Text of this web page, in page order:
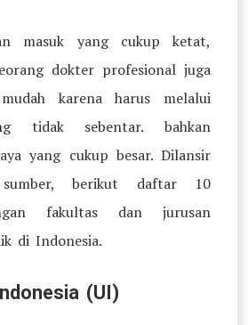
masuk yang cukup ketat,
dokter profesional juga
karena harus melalui
tidak sebentar. bahkan
yang cukup besar. Dilansir
berikut daftar 10
fakultas dan jurusan
di Indonesia.
(UI)